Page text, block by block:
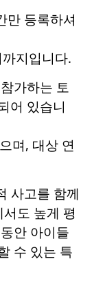
만 등록하셔
지입니다.
가하는 토
어 있습니
며, 대상 연
사고를 함께
도 높게 평
안 아이들
수 있는 특